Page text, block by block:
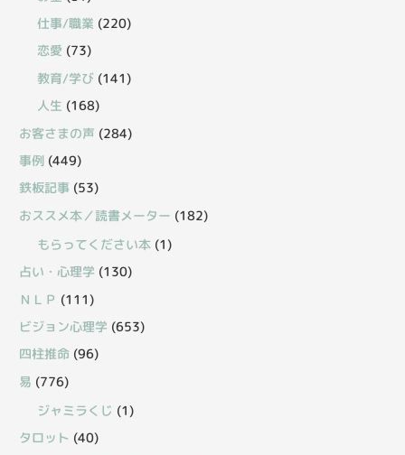
仕事/職業 (220)
恋愛 (73)
教育/学び (141)
人生 (168)
お客さまの声 (284)
事例 (449)
鉄板記事 (53)
おススメ本／読書メーター (182)
もらってください本 (1)
占い・心理学 (130)
ＮＬＰ (111)
ビジョン心理学 (653)
四柱推命 (96)
易 (776)
ジャミラくじ (1)
タロット (40)